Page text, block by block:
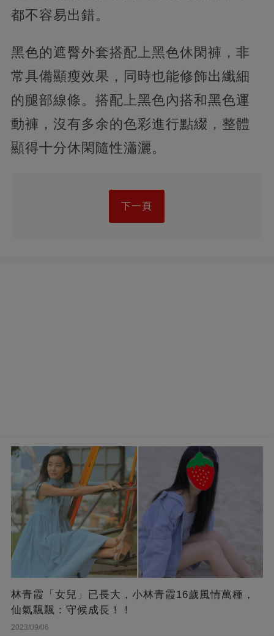
都不容易出錯。
黑色的遮臀外套搭配上黑色休閑褲，非
常具備顯瘦效果，同時也能修飾出纖細
的腿部線條。搭配上黑色內搭和黑色運
動褲，沒有多余的色彩進行點綴，整體
顯得十分休閑隨性瀟灑。
下一頁
林青霞「女兒」已長大，小林青霞16歲風情萬種，
仙氣飄飄：守候成長！！
2023/09/06